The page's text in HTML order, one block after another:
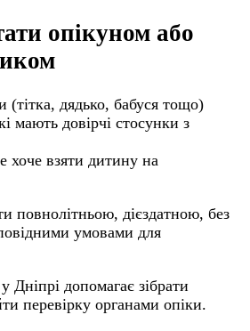
опікуном або
(тітка, дядько, бабуся тощо)
мають довірчі стосунки з
хоче взяти дитину на
повнолітньою, дієздатною, без
умовами для
Дніпрі допомагає зібрати
перевірку органами опіки.